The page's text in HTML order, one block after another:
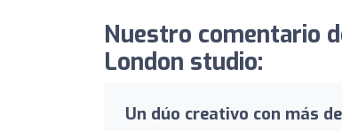
Nuestro comentario
London studio:
Un dúo creativo con más